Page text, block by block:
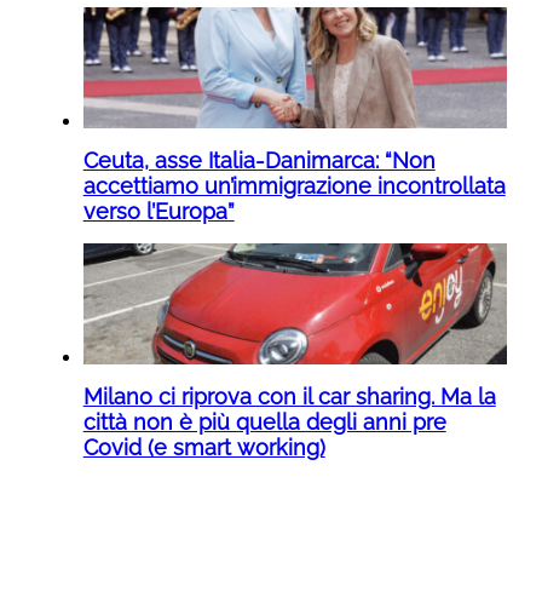
Ceuta, asse Italia-Danimarca: “Non
accettiamo un’immigrazione incontrollata
verso l’Europa”
Milano ci riprova con il car sharing. Ma la
città non è più quella degli anni pre
Covid (e smart working)